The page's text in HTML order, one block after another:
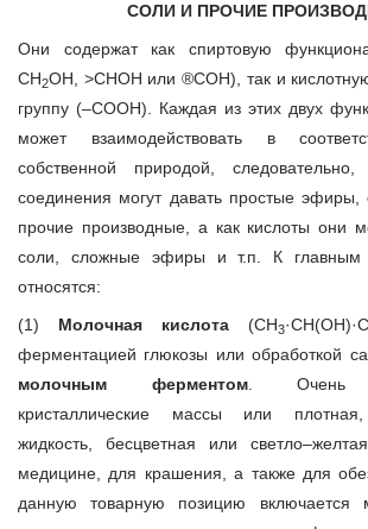
СОЛИ И ПРОЧИЕ
Они содержат как спиртовую
CH2OH, >CHOH или ®COH), так и
группу (–СООН). Каждая из этих двух
может взаимодействовать в
собственной природой,
соединения могут давать простые
прочие производные, а как кислоты они
соли, сложные эфиры и т.п. К главным
относятся:
(1) Молочная кислота (CH3
ферментацией глюкозы или обработкой
молочным ферментом. Очень
кристаллические массы или плотная,
жидкость, бесцветная или
медицине, для крашения, а также для
данную товарную позицию включается